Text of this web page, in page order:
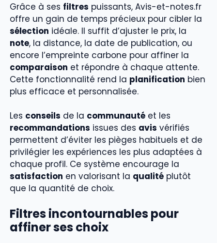
Grâce à ses filtres puissants, Avis-et-notes.fr
offre un gain de temps précieux pour cibler la
sélection idéale. Il suffit d’ajuster le prix, la
note, la distance, la date de publication, ou
encore l’empreinte carbone pour affiner la
comparaison et répondre à chaque attente.
Cette fonctionnalité rend la planification bien
plus efficace et personnalisée.
Les conseils de la communauté et les
recommandations issues des avis vérifiés
permettent d’éviter les pièges habituels et de
privilégier les expériences les plus adaptées à
chaque profil. Ce système encourage la
satisfaction en valorisant la qualité plutôt
que la quantité de choix.
Filtres incontournables pour
affiner ses choix